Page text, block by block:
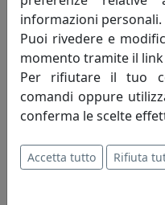
Montebelluna
Conduce gli studi
informazioni personali.
Puoi rivedere e
momento tramite il
Per rifiutare il tuo
comandi oppure
conferma le scelte
Accetta tutto Rifiuta